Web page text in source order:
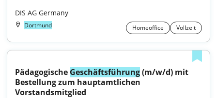
DIS AG Germany
Dortmund Homeoffice Vollzeit
Pädagogische Geschäftsführung (m/w/d) mit
Bestellung zum hauptamtlichen
Vorstandsmitglied